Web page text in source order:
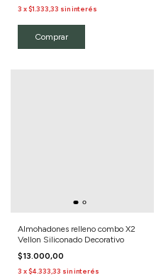
3 x$1.333,33 sin interés
Almohadones relleno combo X2
Vellon Siliconado Decorativo
$13.000,00
3 x$4.333,33 sin interés